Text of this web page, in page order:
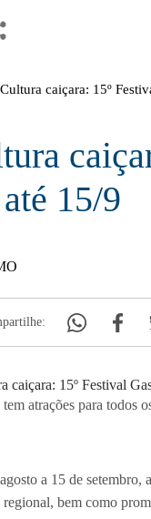
Cultura caiçara: 15º
15/9
atrações para todos
a 15 de setembro,
bem como